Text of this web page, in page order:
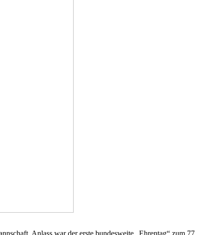
Anlass war der erste bundesweite „Ehrentag“ zum 77.